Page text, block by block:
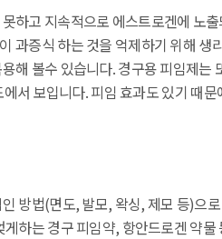
하고 지속적으로 에스트로겐에 노
과증식 하는 것을 억제하기 위해 생
해 볼수 있습니다. 경구용 피임제는
서 보입니다. 피임 효과도 있기 때
방법(면도, 발모, 왁싱, 제모 등)으
하는 경구 피임약, 항안드로겐 약